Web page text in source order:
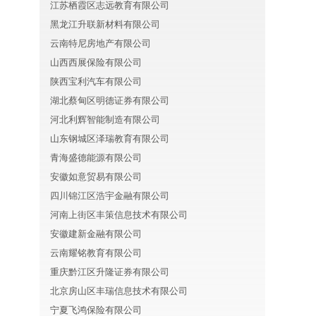
江苏栖霞区志远教育有限公司
黑龙江升联新材料有限公司
云南特尼房地产有限公司
山西西展保险有限公司
陕西宝利汽车有限公司
湖北蔡甸区明德证券有限公司
河北利辉智能制造有限公司
山东钢城区泽瑞教育有限公司
青海盛德能源有限公司
安徽如意贸易有限公司
四川锦江区浩宇金融有限公司
河南上街区丰策信息技术有限公司
安徽建新金融有限公司
云南耀铭教育有限公司
重庆黔江区升隆证券有限公司
北京房山区丰瑞信息技术有限公司
宁夏飞鸿保险有限公司